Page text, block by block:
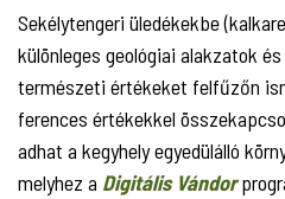
Sekélytengeri üledékekbe
különleges geológiai alakzatok
természeti értékeket felfűzőn
ferences értékekkel
adhat a kegyhely egyedülálló
melyhez a Digitális Vándor